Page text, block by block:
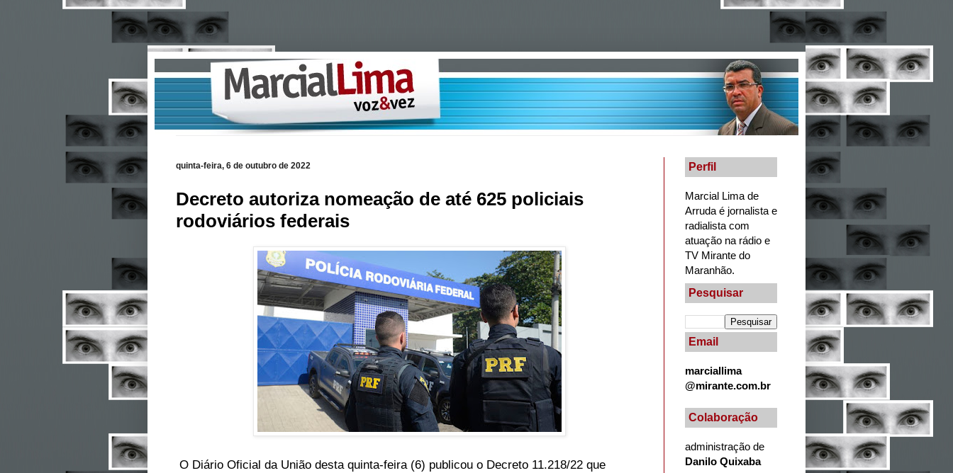
quinta-feira, 6 de outubro de 2022
Decreto autoriza nomeação de até 625 policiais
rodoviários federais
O Diário Oficial da União desta quinta-feira (6) publicou o Decreto 11.218/22 que
Perfil
Marcial Lima de
Arruda é jornalista e
radialista com
atuação na rádio e
TV Mirante do
Maranhão.
Pesquisar
Email
marciallima
@mirante.com.br
Colaboração
administração de
Danilo Quixaba